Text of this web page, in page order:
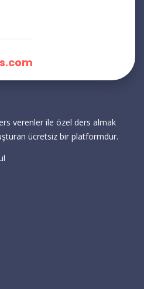
verenler ile özel ders almak
ücretsiz bir platformdur.